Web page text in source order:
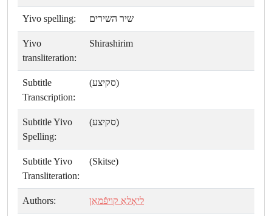
Yivo spelling: שיר השירים
Yivo
transliteration:
Shirashirim
Subtitle
Transcription:
(סקיצע)
Subtitle Yivo
Spelling:
(סקיצע)
Subtitle Yivo
Transliteration:
(Skitse)
Authors: ליאָלאַ קויפֿמאַן